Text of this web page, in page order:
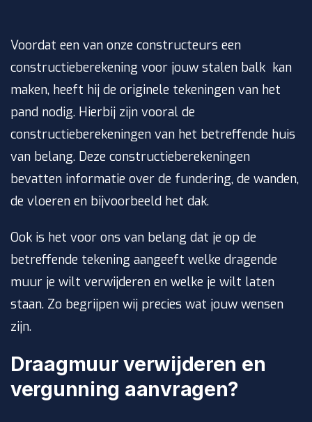
Voordat een van onze constructeurs een
constructieberekening voor jouw stalen balk kan
maken, heeft hij de originele tekeningen van het
pand nodig. Hierbij zijn vooral de
constructieberekeningen van het betreffende huis
van belang. Deze constructieberekeningen
bevatten informatie over de fundering, de wanden,
de vloeren en bijvoorbeeld het dak.
Ook is het voor ons van belang dat je op de
betreffende tekening aangeeft welke dragende
muur je wilt verwijderen en welke je wilt laten
staan. Zo begrijpen wij precies wat jouw wensen
zijn.
Draagmuur verwijderen en
vergunning aanvragen?